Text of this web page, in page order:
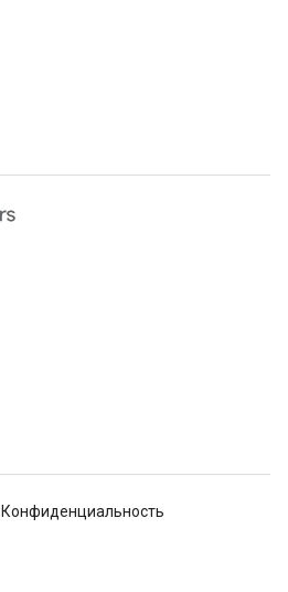
Конфиденциальность